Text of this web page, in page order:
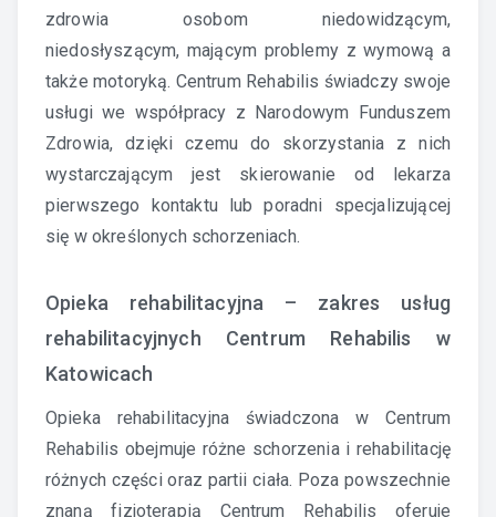
zdrowia osobom niedowidzącym,
niedosłyszącym, mającym problemy z wymową a
także motoryką. Centrum Rehabilis świadczy swoje
usługi we współpracy z Narodowym Funduszem
Zdrowia, dzięki czemu do skorzystania z nich
wystarczającym jest skierowanie od lekarza
pierwszego kontaktu lub poradni specjalizującej
się w określonych schorzeniach.
Opieka rehabilitacyjna – zakres usług
rehabilitacyjnych Centrum Rehabilis w
Katowicach
Opieka rehabilitacyjna świadczona w Centrum
Rehabilis obejmuje różne schorzenia i rehabilitację
różnych części oraz partii ciała. Poza powszechnie
znaną fizjoterapią Centrum Rehabilis oferuje